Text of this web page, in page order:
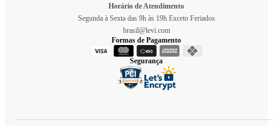
Horário de Atendimento
Segunda à Sexta das 9h às 19h Exceto Feriados
brasil@levi.com
Formas de Pagamento
Segurança